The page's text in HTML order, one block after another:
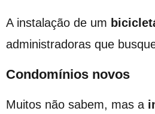
A instalação de um
administradoras que
Condomínios novos
Muitos não sabem, mas a